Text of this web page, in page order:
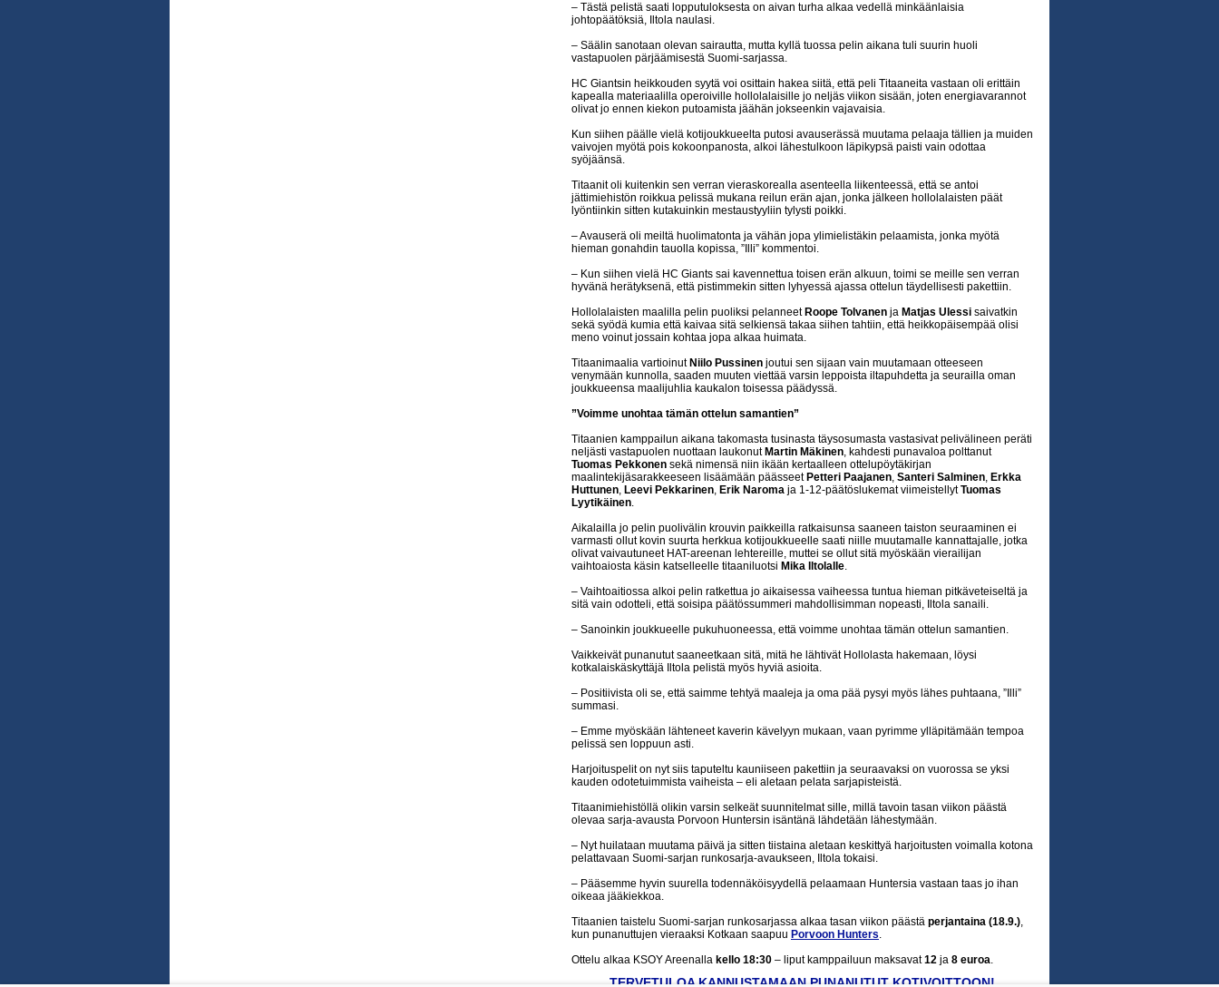
– Tästä pelistä saati lopputuloksesta on aivan turha alkaa vedellä minkäänlaisia
johtopäätöksiä, Iltola naulasi.
– Säälin sanotaan olevan sairautta, mutta kyllä tuossa pelin aikana tuli suurin huoli
vastapuolen pärjäämisestä Suomi-sarjassa.
HC Giantsin heikkouden syytä voi osittain hakea siitä, että peli Titaaneita vastaan oli erittäin
kapealla materiaalilla operoiville hollolalaisille jo neljäs viikon sisään, joten energiavarannot
olivat jo ennen kiekon putoamista jäähän jokseenkin vajavaisia.
Kun siihen päälle vielä kotijoukkueelta putosi avauserässä muutama pelaaja tällien ja muiden
vaivojen myötä pois kokoonpanosta, alkoi lähestulkoon läpikypsä paisti vain odottaa
syöjäänsä.
Titaanit oli kuitenkin sen verran vieraskorealla asenteella liikenteessä, että se antoi
jättimiehistön roikkua pelissä mukana reilun erän ajan, jonka jälkeen hollolalaisten päät
lyöntiinkin sitten kutakuinkin mestaustyyliin tylysti poikki.
– Avauserä oli meiltä huolimatonta ja vähän jopa ylimielistäkin pelaamista, jonka myötä
hieman gonahdin tauolla kopissa, ”Illi” kommentoi.
– Kun siihen vielä HC Giants sai kavennettua toisen erän alkuun, toimi se meille sen verran
hyvänä herätyksenä, että pistimmekin sitten lyhyessä ajassa ottelun täydellisesti pakettiin.
Hollolalaisten maalilla pelin puoliksi pelanneet Roope Tolvanen ja Matjas Ulessi saivatkin
sekä syödä kumia että kaivaa sitä selkiensä takaa siihen tahtiin, että heikkopäisempää olisi
meno voinut jossain kohtaa jopa alkaa huimata.
Titaanimaalia vartioinut Niilo Pussinen joutui sen sijaan vain muutamaan otteeseen
venymään kunnolla, saaden muuten viettää varsin leppoista iltapuhdetta ja seurailla oman
joukkueensa maalijuhlia kaukalon toisessa päädyssä.
”Voimme unohtaa tämän ottelun samantien”
Titaanien kamppailun aikana takomasta tusinasta täysosumasta vastasivat pelivälineen peräti
neljästi vastapuolen nuottaan laukonut Martin Mäkinen, kahdesti punavaloa polttanut
Tuomas Pekkonen sekä nimensä niin ikään kertaalleen ottelupöytäkirjan
maalintekijäsarakkeeseen lisäämään päässeet Petteri Paajanen, Santeri Salminen, Erkka
Huttunen, Leevi Pekkarinen, Erik Naroma ja 1-12-päätöslukemat viimeistellytTuomas
Lyytikäinen.
Aikalailla jo pelin puolivälin krouvin paikkeilla ratkaisunsa saaneen taiston seuraaminen ei
varmasti ollut kovin suurta herkkua kotijoukkueelle saati niille muutamalle kannattajalle, jotka
olivat vaivautuneet HAT-areenan lehtereille, muttei se ollut sitä myöskään vierailijan
vaihtoaiosta käsin katselleelle titaaniluotsi Mika Iltolalle.
– Vaihtoaitiossa alkoi pelin ratkettua jo aikaisessa vaiheessa tuntua hieman pitkäveteiseltä ja
sitä vain odotteli, että soisipa päätössummeri mahdollisimman nopeasti, Iltola sanaili.
– Sanoinkin joukkueelle pukuhuoneessa, että voimme unohtaa tämän ottelun samantien.
Vaikkeivät punanutut saaneetkaan sitä, mitä he lähtivät Hollolasta hakemaan, löysi
kotkalaiskäskyttäjä Iltola pelistä myös hyviä asioita.
– Positiivista oli se, että saimme tehtyä maaleja ja oma pää pysyi myös lähes puhtaana, ”Illi”
summasi.
– Emme myöskään lähteneet kaverin kävelyyn mukaan, vaan pyrimme ylläpitämään tempoa
pelissä sen loppuun asti.
Harjoituspelit on nyt siis taputeltu kauniiseen pakettiin ja seuraavaksi on vuorossa se yksi
kauden odotetuimmista vaiheista – eli aletaan pelata sarjapisteistä.
Titaanimiehistöllä olikin varsin selkeät suunnitelmat sille, millä tavoin tasan viikon päästä
olevaa sarja-avausta Porvoon Huntersin isäntänä lähdetään lähestymään.
– Nyt huilataan muutama päivä ja sitten tiistaina aletaan keskittyä harjoitusten voimalla kotona
pelattavaan Suomi-sarjan runkosarja-avaukseen, Iltola tokaisi.
– Pääsemme hyvin suurella todennäköisyydellä pelaamaan Huntersia vastaan taas jo ihan
oikeaa jääkiekkoa.
Titaanien taistelu Suomi-sarjan runkosarjassa alkaa tasan viikon päästä perjantaina (18.9.),
kun punanuttujen vieraaksi Kotkaan saapuu Porvoon Hunters.
Ottelu alkaa KSOY Areenalla kello 18:30 – liput kamppailuun maksavat12 ja 8 euroa.
TERVETULOA KANNUSTAMAAN PUNANUTUT KOTIVOITTOON!